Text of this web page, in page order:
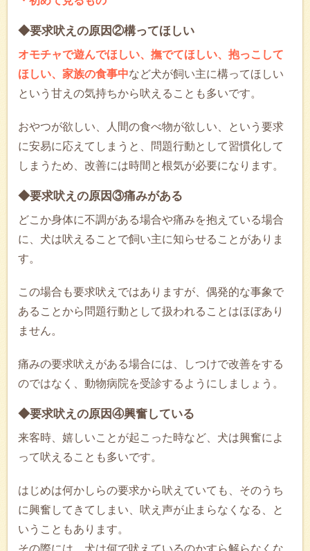
◆要求吠えの原因②構ってほしい
オモチャで遊んでほしい、撫でてほしい、抱っこして
ほしい、家族の食事中など犬が飼い主に構ってほしい
という甘えの気持ちから吠えることも多いです。
おやつが欲しい、人間の食べ物が欲しい、という要求
に安易に応えてしまうと、問題行動として習慣化して
しまうため、改善には時間と根気が必要になります。
◆要求吠えの原因③痛みがある
どこか身体に不調がある場合や痛みを抱えている場合
に、犬は吠えることで飼い主に知らせることがありま
す。
この場合も要求吠えではありますが、偶発的な事象で
あることから問題行動として扱われることはほぼあり
ません。
痛みの要求吠えがある場合には、しつけで改善をする
のではなく、動物病院を受診するようにしましょう。
◆要求吠えの原因④興奮している
来客時、嬉しいことが起こった時など、犬は興奮によ
って吠えることも多いです。
はじめは何かしらの要求から吠えていても、そのうち
に興奮してきてしまい、吠え声が止まらなくなる、と
いうこともあります。
その際には、犬は何で吠えているのかすら解らなくな